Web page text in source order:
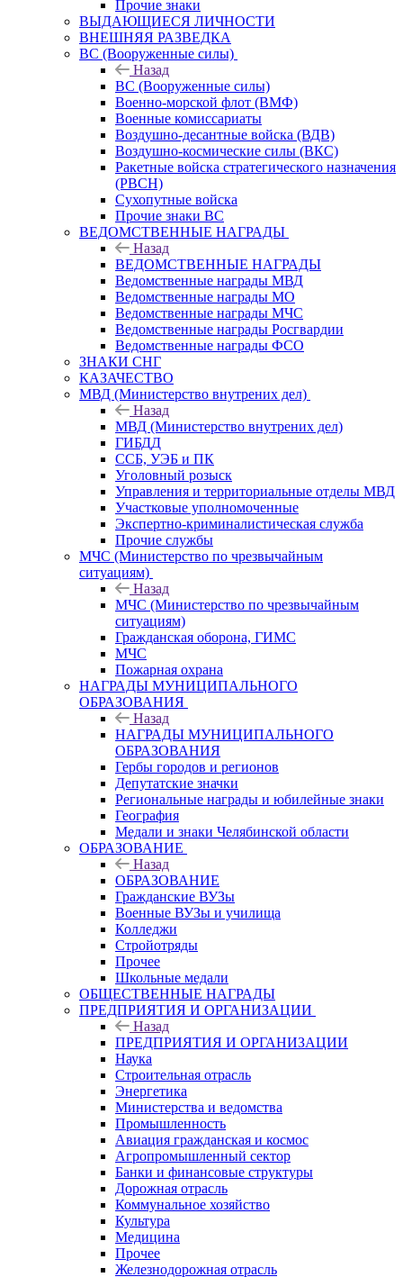
Прочие знаки
ВЫДАЮЩИЕСЯ ЛИЧНОСТИ
ВНЕШНЯЯ РАЗВЕДКА
ВС (Вооруженные силы)
Назад
ВС (Вооруженные силы)
Военно-морской флот (ВМФ)
Военные комиссариаты
Воздушно-десантные войска (ВДВ)
Воздушно-космические силы (ВКС)
Ракетные войска стратегического назначения
(РВСН)
Сухопутные войска
Прочие знаки ВС
ВЕДОМСТВЕННЫЕ НАГРАДЫ
Назад
ВЕДОМСТВЕННЫЕ НАГРАДЫ
Ведомственные награды МВД
Ведомственные награды МО
Ведомственные награды МЧС
Ведомственные награды Росгвардии
Ведомственные награды ФСО
ЗНАКИ СНГ
КАЗАЧЕСТВО
МВД (Министерство внутрених дел)
Назад
МВД (Министерство внутрених дел)
ГИБДД
ССБ, УЭБ и ПК
Уголовный розыск
Управления и территориальные отделы МВД
Участковые уполномоченные
Экспертно-криминалистическая служба
Прочие службы
МЧС (Министерство по чрезвычайным
ситуациям)
Назад
МЧС (Министерство по чрезвычайным
ситуациям)
Гражданская оборона, ГИМС
МЧС
Пожарная охрана
НАГРАДЫ МУНИЦИПАЛЬНОГО
ОБРАЗОВАНИЯ
Назад
НАГРАДЫ МУНИЦИПАЛЬНОГО
ОБРАЗОВАНИЯ
Гербы городов и регионов
Депутатские значки
Региональные награды и юбилейные знаки
География
Медали и знаки Челябинской области
ОБРАЗОВАНИЕ
Назад
ОБРАЗОВАНИЕ
Гражданские ВУЗы
Военные ВУЗы и училища
Колледжи
Стройотряды
Прочее
Школьные медали
ОБЩЕСТВЕННЫЕ НАГРАДЫ
ПРЕДПРИЯТИЯ И ОРГАНИЗАЦИИ
Назад
ПРЕДПРИЯТИЯ И ОРГАНИЗАЦИИ
Наука
Строительная отрасль
Энергетика
Министерства и ведомства
Промышленность
Авиация гражданская и космос
Агропромышленный сектор
Банки и финансовые структуры
Дорожная отрасль
Коммунальное хозяйство
Культура
Медицина
Прочее
Железнодорожная отрасль